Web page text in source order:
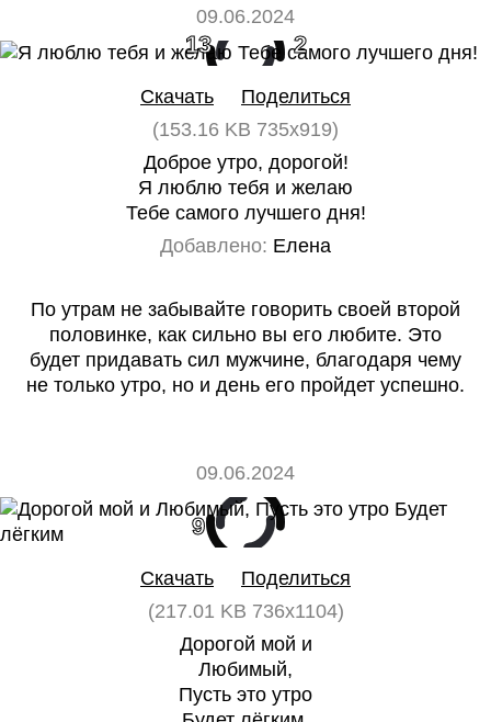
09.06.2024
13 2
Скачать
Поделиться
(153.16 KB 735x919)
Доброе утро, дорогой!
Я люблю тебя и желаю
Тебе самого лучшего дня!
Добавлено: Елена
По утрам не забывайте говорить своей второй
половинке, как сильно вы его любите. Это
будет придавать сил мужчине, благодаря чему
не только утро, но и день его пройдет успешно.
09.06.2024
9
Скачать
Поделиться
(217.01 KB 736x1104)
Дорогой мой и
Любимый,
Пусть это утро